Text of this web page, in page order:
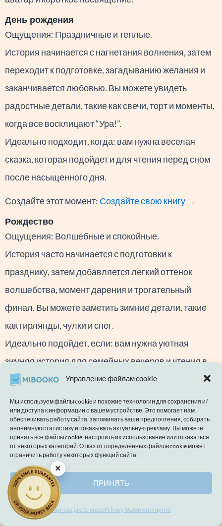
Управление файлам cookie
Мы используем файлы cookie и похожие технологии для сохранения и/
или доступа к информации о вашем устройстве. Это помогает нам
обеспечивать работу сайта, запоминать ваши предпочтения, собирать
анонимную статистику и показывать актуальную рекламу. Вы можете
принять все файлы cookie, настроить их использование или отказаться
от некоторых категорий. Отказ от определённых файлов cookie может
ограничить работу некоторых функций сайта.
ПРИНЯТЬ
Opt-out preferencesPrivacy StatementImprint
День рождения
Ощущения: Праздничные и теплые.
История начинается с нагнетания волнения, затем
переходит к подготовке, загадыванию желания и
заканчивается любовью. Вы можете увидеть
радостные детали, такие как свечи, торт и моменты,
когда все восклицают “Ура!”.
Идеально подходит, когда: вам нужна веселая
сказка, которая подойдет и для чтения перед сном
после насыщенного дня.
Создайте этот момент: Создайте свою книгу →
Рождество
Ощущения: Волшебные и спокойные.
История часто начинается с подготовки к
празднику, затем добавляется легкий оттенок
волшебства, момент дарения и трогательный
финал. Вы можете заметить зимние детали, такие
как гирлянды, чулки и снег.
Идеально подойдет, если: вам нужна уютная
зимняя история для семейных вечеров и чтения в
праздничные дни.
Создайте этот момент:Создайте свою книгу →
Хэллоуин
Ощущения: Жутковато-мило, скорее весело, чем
страшно.
В сюжете могут присутствовать костюмы, простые
декорации, небольшое приключение и игривые
“жутковатые” моменты. Вы можете увидеть
×